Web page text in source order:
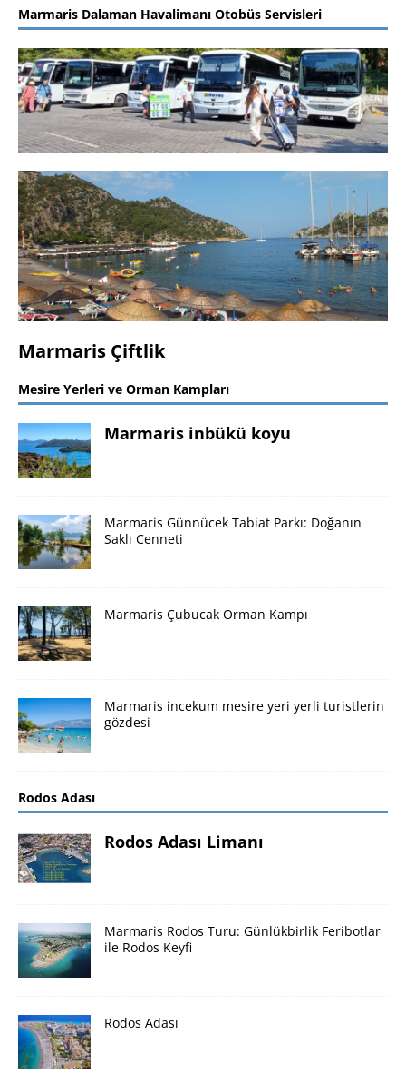
Marmaris Dalaman Havalimanı Otobüs Servisleri
Marmaris Çiftlik
Mesire Yerleri ve Orman Kampları
Marmaris inbükü koyu
Marmaris Günnücek Tabiat Parkı: Doğanın
Saklı Cenneti
Marmaris Çubucak Orman Kampı
Marmaris incekum mesire yeri yerli turistlerin
gözdesi
Rodos Adası
Rodos Adası Limanı
Marmaris Rodos Turu: Günlükbirlik Feribotlar
ile Rodos Keyfi
Rodos Adası